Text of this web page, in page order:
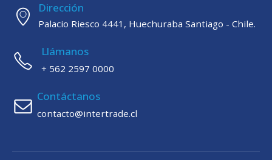
Dirección
Palacio Riesco 4441, Huechuraba Santiago - Chile.
Llámanos
+ 562 2597 0000
Contáctanos
contacto@intertrade.cl